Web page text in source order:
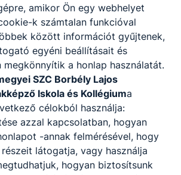
Partnereink
amikor Ön egy webhelyet
k számtalan funkcióval
között információt gyűjtenek,
egyéni beállításait és
megkönnyítik a honlap használatát.
SZC Borbély Lajos
Iskola és Kollégiuma
célokból használja:
azzal kapcsolatban, hogyan
-annak felmérésével, hogy
látogatja, vagy használja
hogyan biztosítsunk